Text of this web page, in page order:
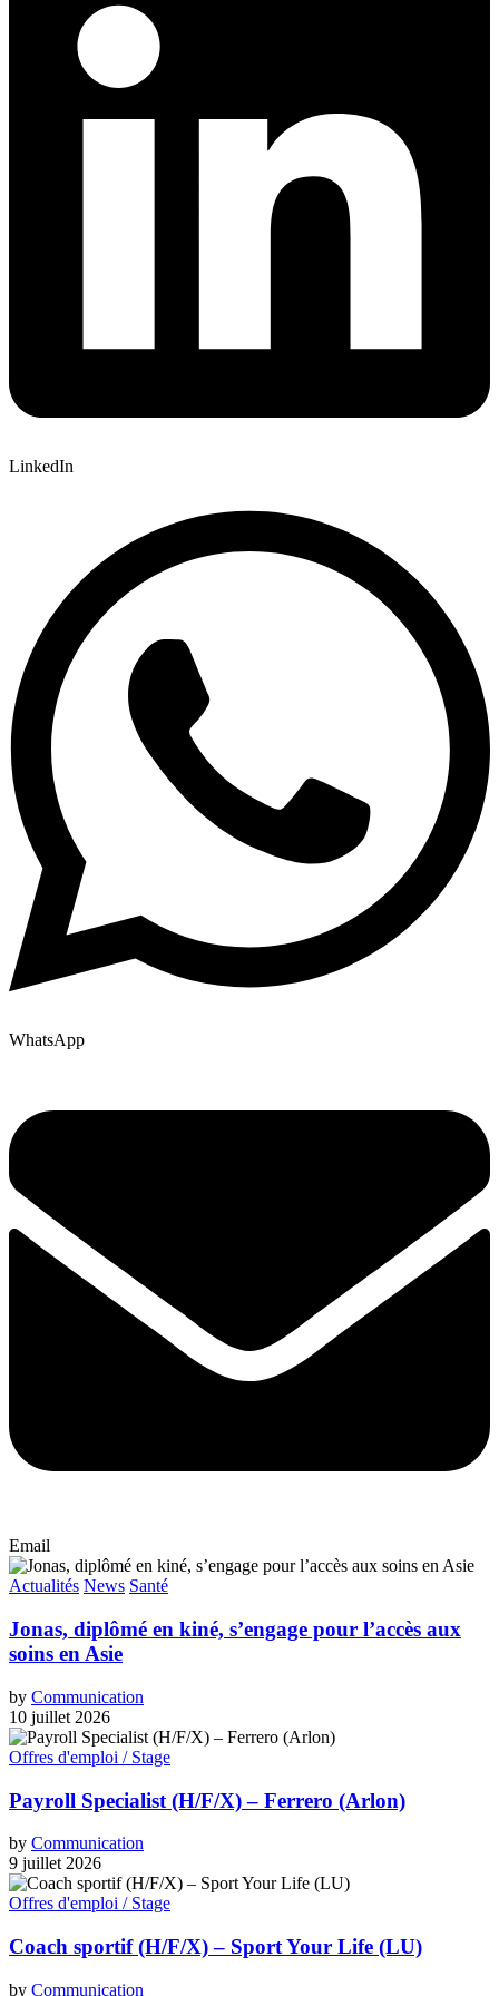
LinkedIn
WhatsApp
Email
Actualités News Santé
Jonas, diplômé en kiné, s’engage pour l’accès aux
soins en Asie
by Communication
10 juillet 2026
Offres d'emploi / Stage
Payroll Specialist (H/F/X) – Ferrero (Arlon)
by Communication
9 juillet 2026
Offres d'emploi / Stage
Coach sportif (H/F/X) – Sport Your Life (LU)
by Communication